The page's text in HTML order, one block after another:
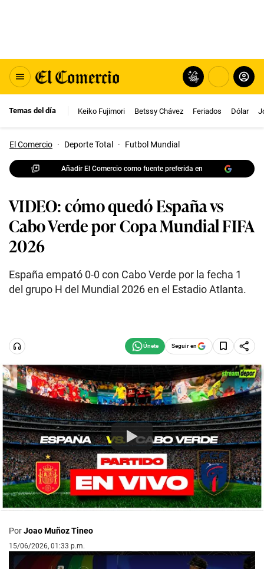
Temas del día Keiko Fujimori Betssy Chávez Feriados Dólar
El Comercio · Deporte Total · Futbol Mundial
Añadir El Comercio como fuente preferida en
VIDEO: cómo quedó España vs
Cabo Verde por Copa Mundial FIFA
2026
España empató 0-0 con Cabo Verde por la fecha 1
del grupo H del Mundial 2026 en el Estadio Atlanta.
Seguir en
PorJoao Muñoz Tineo
15/06/2026, 01:33 p.m.